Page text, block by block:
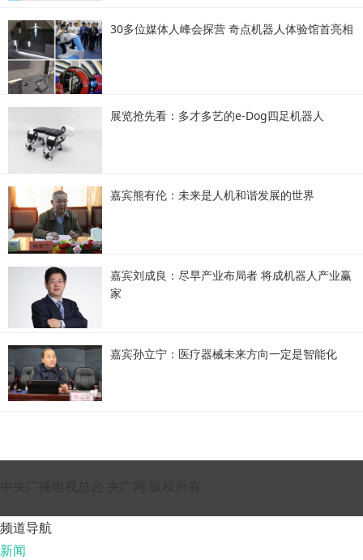
30多位媒体人峰会探营 奇点机器人体验馆首亮相
展览抢先看：多才多艺的e-Dog四足机器人
嘉宾熊有伦：未来是人机和谐发展的世界
嘉宾刘成良：尽早产业布局者 将成机器人产业赢
家
嘉宾孙立宁：医疗器械未来方向一定是智能化
频道导航
新闻